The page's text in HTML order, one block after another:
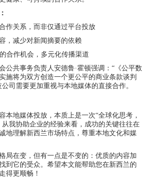
作关系，而非仅通过平台投放
，减少对新闻摘要的依赖
合作机会，多元化传播渠道
公共事务负责人安德鲁·霍顿强调：“《公平数
施将为双方创造一个更公平的商业条款谈判
司需要更加重视与本地媒体的直接合作。
本地媒体投放，本质上是一次“全球化思考，
我协助企业的经验来看，成功的关键往往在
理解新西兰市场特点，尊重本地文化和媒
局在变，但有一点是不变的：优质的内容加
到它的受众。希望本文能帮助您在新西兰的
得更顺畅！